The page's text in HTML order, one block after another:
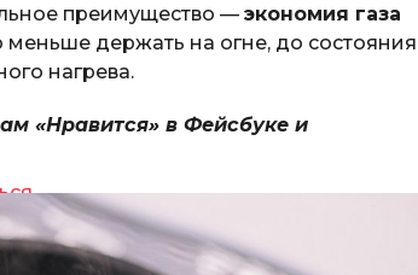
преимущество — экономия газа
держать на огне, до состояния
нагрева.
«Нравится» в Фейсбуке и